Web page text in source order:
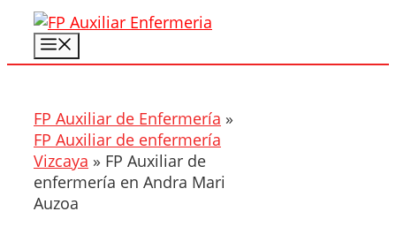
Saltar
contenido
FP Auxiliar de Enfermería »
FP Auxiliar de enfermería
Vizcaya » FP Auxiliar de
enfermería en Andra Mari
Auzoa